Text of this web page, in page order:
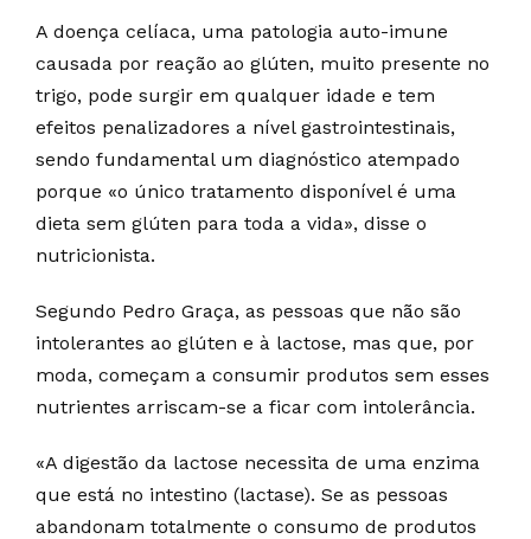
A doença celíaca, uma patologia auto-imune
causada por reação ao glúten, muito presente no
trigo, pode surgir em qualquer idade e tem
efeitos penalizadores a nível gastrointestinais,
sendo fundamental um diagnóstico atempado
porque «o único tratamento disponível é uma
dieta sem glúten para toda a vida», disse o
nutricionista.
Segundo Pedro Graça, as pessoas que não são
intolerantes ao glúten e à lactose, mas que, por
moda, começam a consumir produtos sem esses
nutrientes arriscam-se a ficar com intolerância.
«A digestão da lactose necessita de uma enzima
que está no intestino (lactase). Se as pessoas
abandonam totalmente o consumo de produtos